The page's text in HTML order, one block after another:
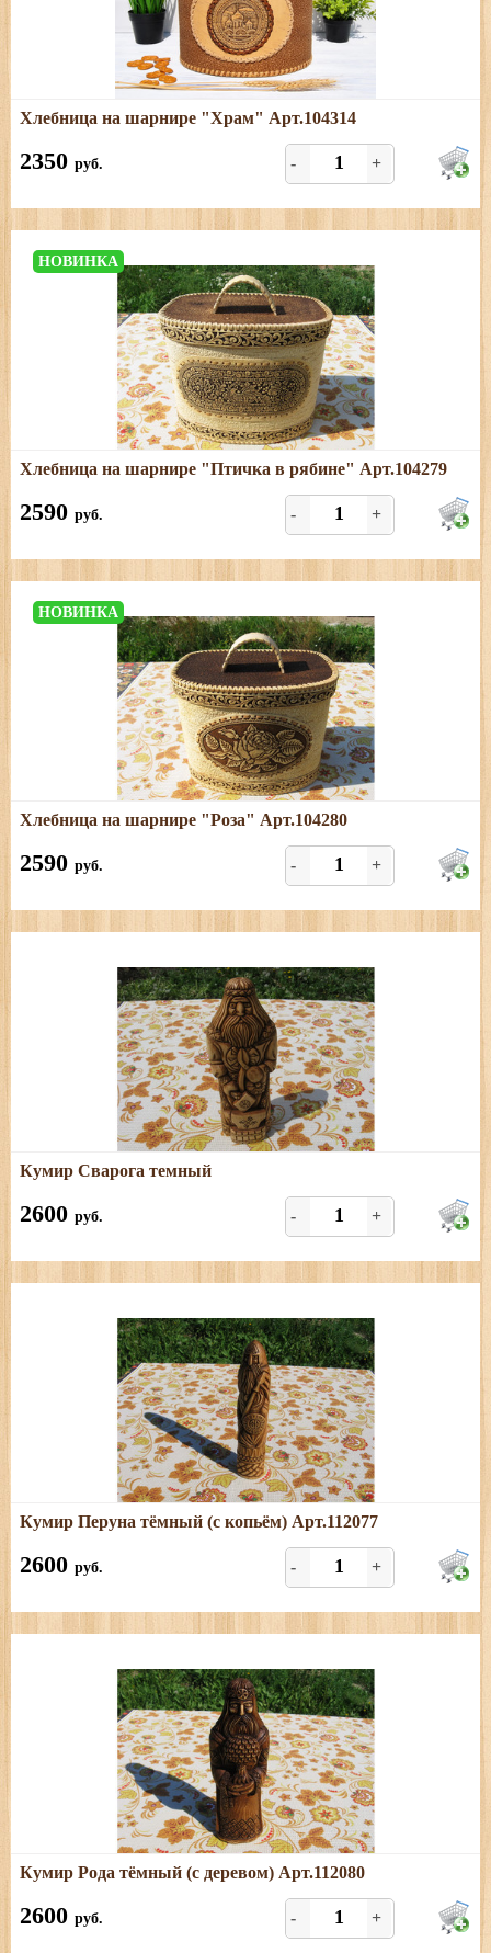
Подробнее
Размеры: длина - 28 см, ширина - 21 см, высота - 24 см
Хлебница на шарнире "Храм" Арт.104314
2350 руб. - +
НОВИНКА
Подробнее
Размеры: длина - 25,5 см; ширина - 18 см; высота с
ручкой - 24 см
Хлебница на шарнире "Птичка в рябине" Арт.104279
2590 руб. - +
НОВИНКА
Подробнее
Размеры: длина- 26 см; ширина- 18 см; высота- 20,5 см
Хлебница на шарнире "Роза" Арт.104280
2590 руб. - +
Подробнее
Размеры: длина - 8 см; ширина - 6 см; высота - 24,5 см
Кумир Сварога темный
2600 руб. - +
Подробнее
Размеры: высота - 25,5 см; ширина - 5,5 см; толщина -
Кумир Перуна тёмный (с копьём) Арт.112077
2600 руб. - +
Подробнее
Размеры: высота - 25 см, ширина - 8 см, толщина - 6 см
Кумир Рода тёмный (с деревом) Арт.112080
2600 руб. - +